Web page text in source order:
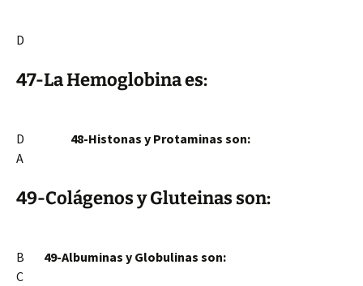
D
47-La Hemoglobina es:
D 48-Histonas y Protaminas son:
A
49-Colágenos y Gluteinas son:
B 49-Albuminas y Globulinas son:
C